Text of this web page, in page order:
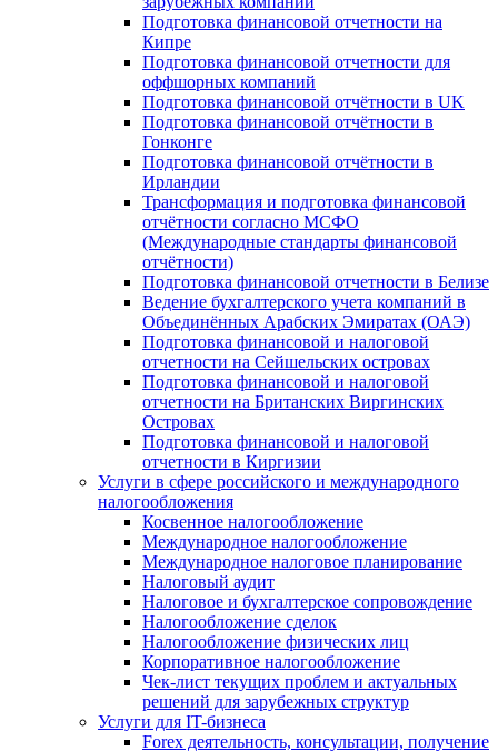
Подготовка финансовой отчетности на
Кипре
Подготовка финансовой отчетности для
оффшорных компаний
Подготовка финансовой отчётности в UK
Подготовка финансовой отчётности в
Гонконге
Подготовка финансовой отчётности в
Ирландии
Трансформация и подготовка финансовой
отчётности согласно МСФО
(Международные стандарты финансовой
отчётности)
Подготовка финансовой отчетности в Белизе
Ведение бухгалтерского учета компаний в
Объединённых Арабских Эмиратах (ОАЭ)
Подготовка финансовой и налоговой
отчетности на Сейшельских островах
Подготовка финансовой и налоговой
отчетности на Британских Виргинских
Островах
Подготовка финансовой и налоговой
отчетности в Киргизии
Услуги в сфере российского и международного
налогообложения
Косвенное налогообложение
Международное налогообложение
Международное налоговое планирование
Налоговый аудит
Налоговое и бухгалтерское сопровождение
Налогообложение сделок
Налогообложение физических лиц
Корпоративное налогообложение
Чек-лист текущих проблем и актуальных
решений для зарубежных структур
Услуги для IT-бизнеса
Forex деятельность, консультации, получение